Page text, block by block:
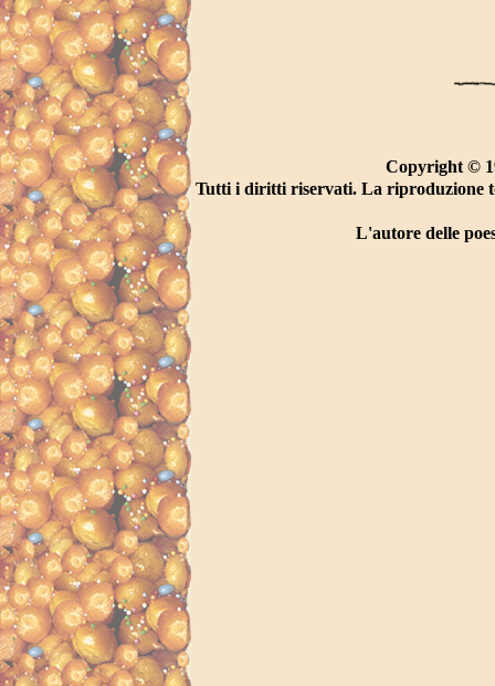
Copyright ©
Tutti i diritti riservati. La riproduzione
L'autore delle